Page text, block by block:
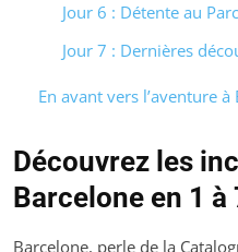
Jour 6 : Détente au
Jour 7 : Dernières
En avant vers l’aventure à
Découvrez les
Barcelone en 1 à
Barcelone, perle de la